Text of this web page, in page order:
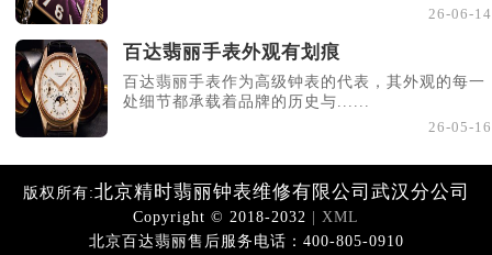
26-06-14
百达翡丽手表外观有划痕
百达翡丽手表作为高级钟表的代表，其外观的每一
处细节都承载着品牌的历史与......
26-05-16
版权所有:北京精时翡丽钟表维修有限公司武汉分公司
Copyright © 2018-2032
| XML
北京百达翡丽售后服务电话：400-805-0910